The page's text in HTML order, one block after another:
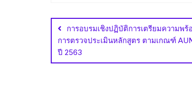
Post
navigation
การอบรมเชิงปฏิบัติการเตรียมความพร้
การตรวจประเมินหลักสูตร ตามเกณฑ์
ปี 2563